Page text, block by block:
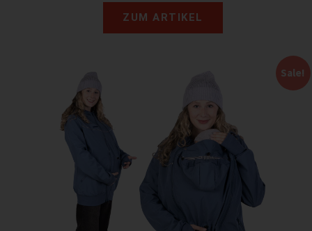
ZUM ARTIKEL
Sale!